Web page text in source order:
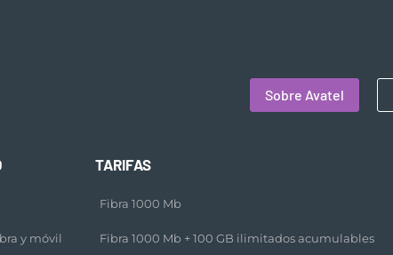
Sobre Avatel
y móvil
TARIFAS
Fibra 1000 Mb
Fibra 1000 Mb + 100 GB ilimitados acumulables​